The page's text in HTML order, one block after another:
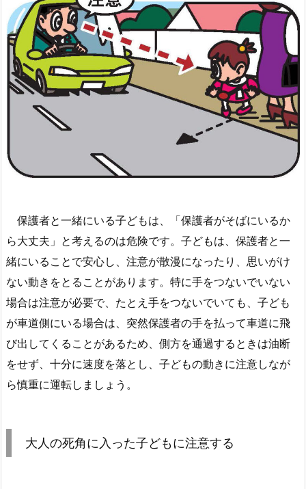
保護者と一緒にいる子どもは、「保護者がそばにいるか
ら大丈夫」と考えるのは危険です。子どもは、保護者と一
緒にいることで安心し、注意が散漫になったり、思いがけ
ない動きをとることがあります。特に手をつないでいない
場合は注意が必要で、たとえ手をつないでいても、子ども
が車道側にいる場合は、突然保護者の手を払って車道に飛
び出してくることがあるため、側方を通過するときは油断
をせず、十分に速度を落とし、子どもの動きに注意しなが
ら慎重に運転しましょう。
大人の死角に入った子どもに注意する